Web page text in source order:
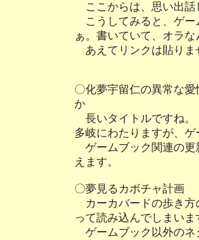
ここからは、思い出話
こうしてみると、ゲー
ぁ。書いていて、オラ
あえてリンクは貼りま
〇化夢宇留仁の異常な
か
長いタイトルですね。
多岐にわたりますが、
ゲームブック関連の更
えます。
〇夢見るカボチャ計画
カーカバードの歩き方
って読み込んでしまいま
ゲームブック以外のネ